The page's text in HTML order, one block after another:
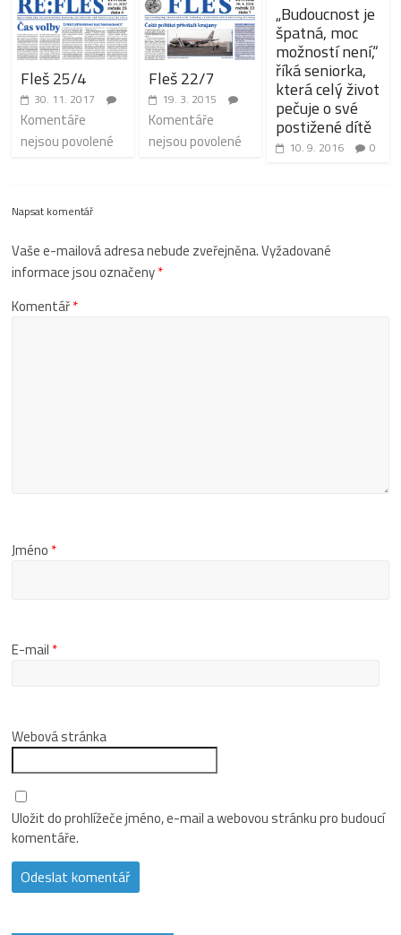
Fleš 25/4
30. 11. 2017
Komentáře
nejsou povolené
Fleš 22/7
19. 3. 2015
Komentáře
nejsou povolené
„Budoucnost je
špatná, moc
možností není,“
říká seniorka,
která celý život
pečuje o své
postižené dítě
10. 9. 2016 0
Napsat komentář
Vaše e-mailová adresa nebude zveřejněna.Vyžadované
informace jsou označeny*
Komentář*
Jméno *
E-mail *
Webová stránka
Uložit do prohlížeče jméno, e-mail a webovou stránku pro budoucí
komentáře.